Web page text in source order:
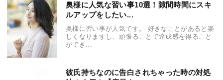
奥様に人気な習い事10選！隙間時間にスキ
ルアップをしたい...
奥様に習い事が人気です。 好きなことがあると楽
しくなりますし、頑張ることで達成感を得ること
ができ...
彼氏持ちなのに告白されちゃった時の対処